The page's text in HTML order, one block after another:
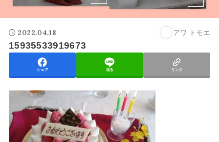
2022.04.18 アワ トモエ
15935533919673
シェア 送る リンク